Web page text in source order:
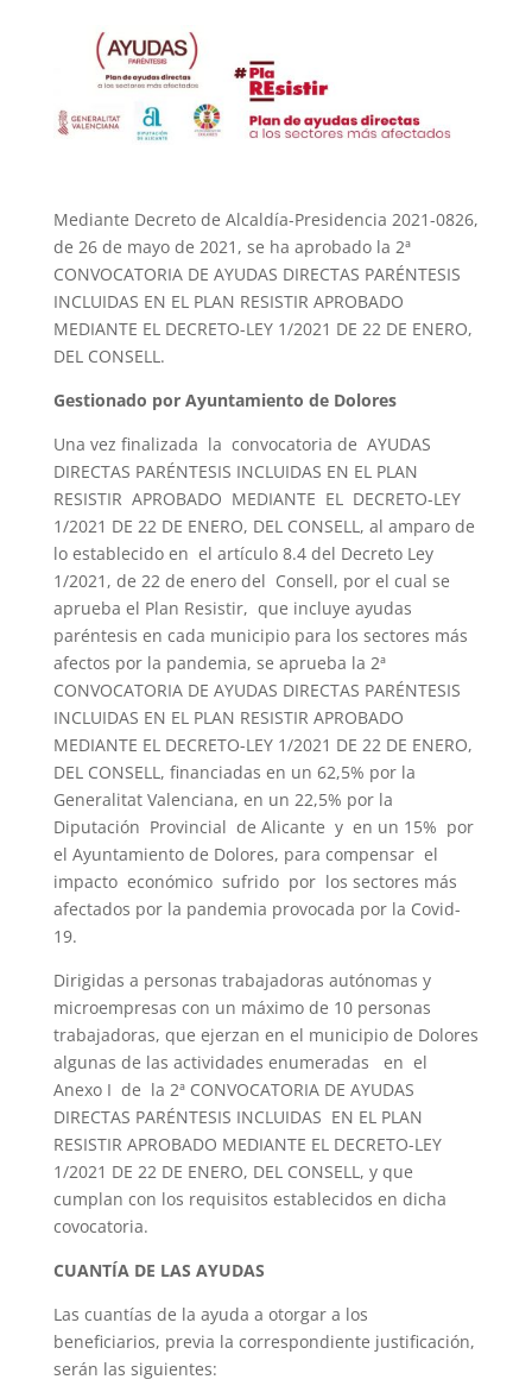
Mediante Decreto de Alcaldía-Presidencia 2021-0826,
de 26 de mayo de 2021, se ha aprobado la 2ª
CONVOCATORIA DE AYUDAS DIRECTAS PARÉNTESIS
INCLUIDAS EN EL PLAN RESISTIR APROBADO
MEDIANTE EL DECRETO-LEY 1/2021 DE 22 DE ENERO,
DEL CONSELL.
Gestionado por Ayuntamiento de Dolores
Una vez finalizada la convocatoria de AYUDAS
DIRECTAS PARÉNTESIS INCLUIDAS EN EL PLAN
RESISTIR APROBADO MEDIANTE EL DECRETO-LEY
1/2021 DE 22 DE ENERO, DEL CONSELL, al amparo de
lo establecido en el artículo 8.4 del Decreto Ley
1/2021, de 22 de enero del Consell, por el cual se
aprueba el Plan Resistir, que incluye ayudas
paréntesis en cada municipio para los sectores más
afectos por la pandemia, se aprueba la 2ª
CONVOCATORIA DE AYUDAS DIRECTAS PARÉNTESIS
INCLUIDAS EN EL PLAN RESISTIR APROBADO
MEDIANTE EL DECRETO-LEY 1/2021 DE 22 DE ENERO,
DEL CONSELL, financiadas en un 62,5% por la
Generalitat Valenciana, en un 22,5% por la
Diputación Provincial de Alicante y en un 15% por
el Ayuntamiento de Dolores, para compensar el
impacto económico sufrido por los sectores más
afectados por la pandemia provocada por la Covid-
19.
Dirigidas a personas trabajadoras autónomas y
microempresas con un máximo de 10 personas
trabajadoras, que ejerzan en el municipio de Dolores
algunas de las actividades enumeradas en el
Anexo I de la 2ª CONVOCATORIA DE AYUDAS
DIRECTAS PARÉNTESIS INCLUIDAS EN EL PLAN
RESISTIR APROBADO MEDIANTE EL DECRETO-LEY
1/2021 DE 22 DE ENERO, DEL CONSELL, y que
cumplan con los requisitos establecidos en dicha
covocatoria.
CUANTÍA DE LAS AYUDAS
Las cuantías de la ayuda a otorgar a los
beneficiarios, previa la correspondiente justificación,
serán las siguientes: